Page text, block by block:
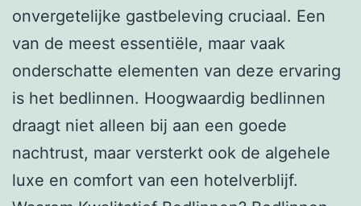
onvergetelijke gastbeleving cruciaal. Een
van de meest essentiële, maar vaak
onderschatte elementen van deze ervaring
is het bedlinnen. Hoogwaardig bedlinnen
draagt niet alleen bij aan een goede
nachtrust, maar versterkt ook de algehele
luxe en comfort van een hotelverblijf.